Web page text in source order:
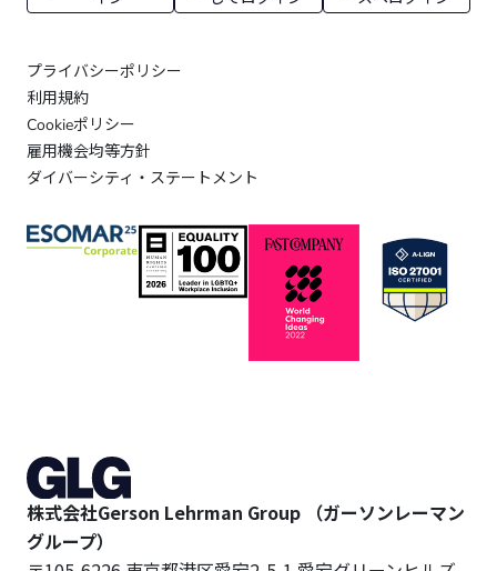
プライバシーポリシー
利用規約
Cookieポリシー
雇用機会均等方針
ダイバーシティ・ステートメント
株式会社Gerson Lehrman Group （ガーソンレーマン
グループ）